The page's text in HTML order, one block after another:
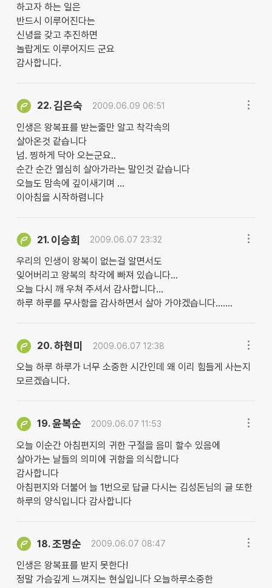
하고자 하는 일은
반드시 이루어진다는
신녕을 갖고 추진하면
놀랍게도 이루어지드 군요
감사합니다.
22.김은숙 2009.06.09 06:51
인생은 왕복표를 받는줄만 알고 착각속의
살아온것 같습니다
넘. 찡하게 닥아 오는군요..
순간 순간 열심히 살아가라는 말인것 같습니다
오늘도 맘속에 깊이새기며 ...
이아침을 시작하렴니다
21. 이승희 2009.06.07 23:32
우리의 인생이 왕복이 없는걸 알면서도
잊어버리고 왕복의 착각에 빠져 있습니다...
오늘 다시 깨 우쳐 주셔서 감사합니다...
하루 하루를 무사함을 감사하면서 살아 가야겠습니다.......
20.하현미 2009.06.07 12:38
오늘 하루 하루가 너무 소중한 시간인데 왜 이리 힘들게 사는지
모르겠습니다.
19.윤복순 2009.06.07 11:53
오늘 이순간 아침편지의 귀한 구절을 음미 할수 있음에
살아가는 날들의 의미에 귀함을 의식합니다
감사합니다
아침편지와 더불어 늘 1번으로 답글 다시는 김성돈님의 글 또한
하루의 양식입니다 감사합니다
18.조명순 2009.06.07 08:47
인생은 왕복표를 받지 못한다!
정말 가슴깊게 느껴지는 현실입니다 오늘하루소중한